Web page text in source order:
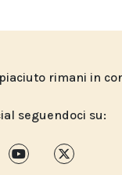
rimani in
seguendoci su: